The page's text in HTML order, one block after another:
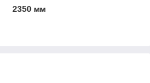
2350 мм